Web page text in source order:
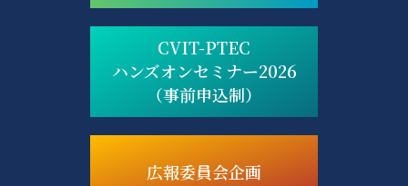
CVIT-PTEC
ハンズオンセミナー2026
（事前申込制）
広報委員会企画